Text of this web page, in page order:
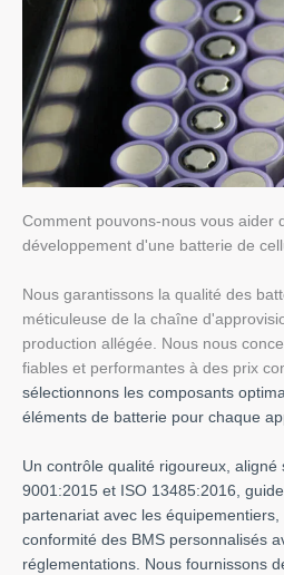
Comment pouvons-nous vous aider
développement d'une batterie de
Nous garantissons la qualité des
méticuleuse de la chaîne
production allégée. Nous nous
fiables et performantes à des prix
sélectionnons les composants
éléments de batterie pour chaque
Un contrôle qualité rigoureux, aligné
9001:2015 et ISO 13485:2016,
partenariat avec les
conformité des BMS personnalisés
réglementations. Nous fournissons